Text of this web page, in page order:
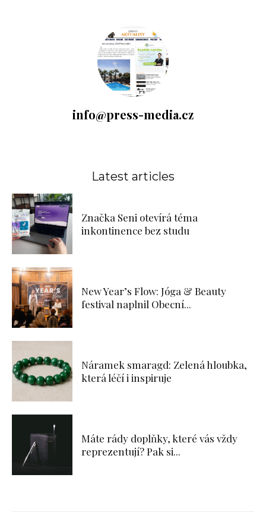
info@press-media.cz
Latest articles
Značka Seni otevírá téma
inkontinence bez studu
New Year’s Flow: Jóga & Beauty
festival naplnil Obecní...
Náramek smaragd: Zelená hloubka,
která léčí i inspiruje
Máte rády doplňky, které vás vždy
reprezentují? Pak si...